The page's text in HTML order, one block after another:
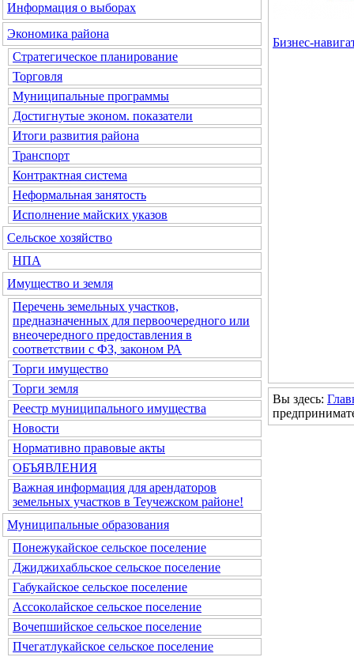
Информация о выборах
Экономика района
Стратегическое планирование
Торговля
Муниципальные программы
Достигнутые эконом. показатели
Итоги развития района
Транспорт
Контрактная система
Неформальная занятость
Исполнение майских указов
Сельское хозяйство
НПА
Имущество и земля
Перечень земельных участков,
предназначенных для первоочередного или
внеочередного предоставления в
соответствии с ФЗ, законом РА
Торги имущество
Торги земля
Реестр муниципального имущества
Новости
Нормативно правовые акты
ОБЪЯВЛЕНИЯ
Важная информация для арендаторов
земельных участков в Теучежском районе!
Муниципальные образования
Понежукайское сельское поселение
Джиджихабльское сельское поселение
Габукайское сельское поселение
Ассоколайское сельское поселение
Вочепшийское сельское поселение
Пчегатлукайское сельское поселение
Бизнес-
Вы здесь: